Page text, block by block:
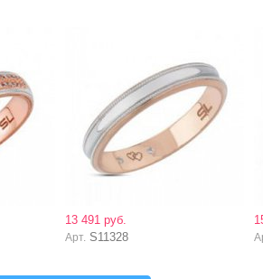
13 491 руб.
Арт. S11328